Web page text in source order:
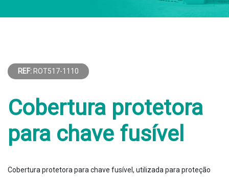
REF: ROT517-1110
Cobertura protetora
para chave fusível
Cobertura protetora para chave fusível, utilizada para proteção